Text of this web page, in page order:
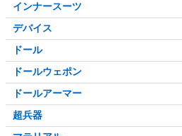
インナースーツ
デバイス
ドール
ドールウェポン
ドールアーマー
超兵器